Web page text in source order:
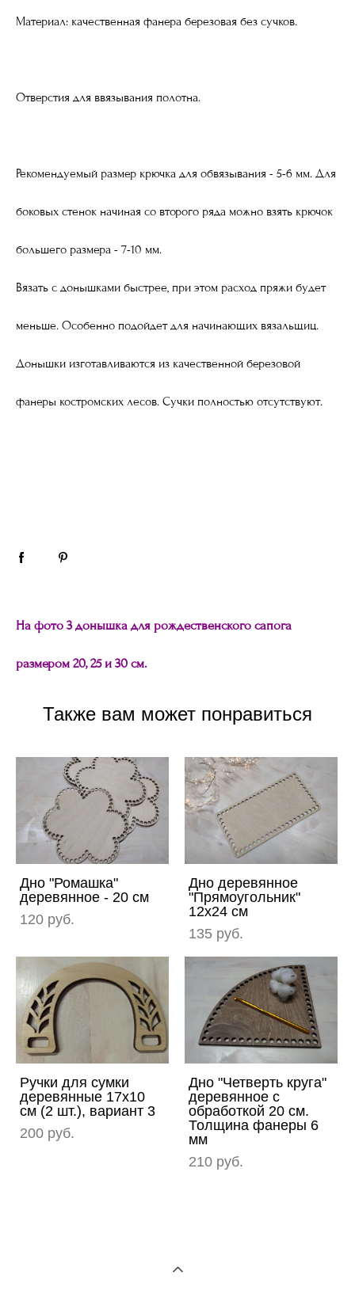
Материал: качественная фанера березовая без сучков.
Отверстия для ввязывания полотна.
Рекомендуемый размер крючка для обвязывания - 5-6 мм. Для
боковых стенок начиная со второго ряда можно взять крючок
большего размера - 7-10 мм.
Вязать с донышками быстрее, при этом расход пряжи будет
меньше. Особенно подойдет для начинающих вязальщиц.
Донышки изготавливаются из качественной березовой
фанеры костромских лесов. Сучки полностью отсутствуют.
На фото 3 донышка для рождественского сапога
размером 20, 25 и 30 см.
Также вам может понравиться
Дно "Ромашка"
деревянное - 20 см
120 pуб.
Дно деревянное
"Прямоугольник"
12х24 см
135 pуб.
Ручки для сумки
деревянные 17х10
см (2 шт.), вариант 3
200 pуб.
Дно "Четверть круга"
деревянное с
обработкой 20 см.
Толщина фанеры 6
мм
210 pуб.